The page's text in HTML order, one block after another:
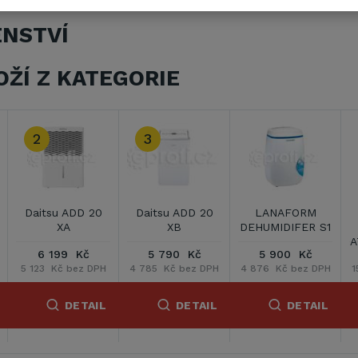
Z KATEGORIE
2
Daitsu ADD 20
XA
6 199 Kč
5 123 Kč bez DPH
DETAIL
3
Daitsu ADD 20
XB
5 790 Kč
4 785 Kč bez DPH
DETAIL
LANAFORM
DEHUMIDIFER S1
5 900 Kč
4 876 Kč bez DPH
DETAIL